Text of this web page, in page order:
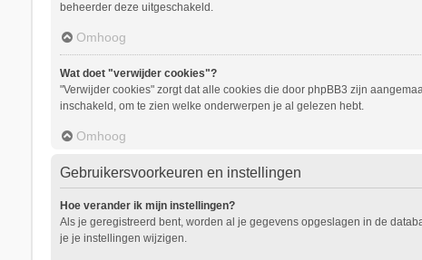
beheerder deze uitgeschakeld.
Omhoog
Wat doet "verwijder cookies"?
"Verwijder cookies" zorgt dat alle cookies die door phpBB3 zijn
inschakeld, om te zien welke onderwerpen je al gelezen hebt.
Omhoog
Gebruikersvoorkeuren en instellingen
Hoe verander ik mijn instellingen?
Als je geregistreerd bent, worden al je gegevens opgeslagen in de
je je instellingen wijzigen.